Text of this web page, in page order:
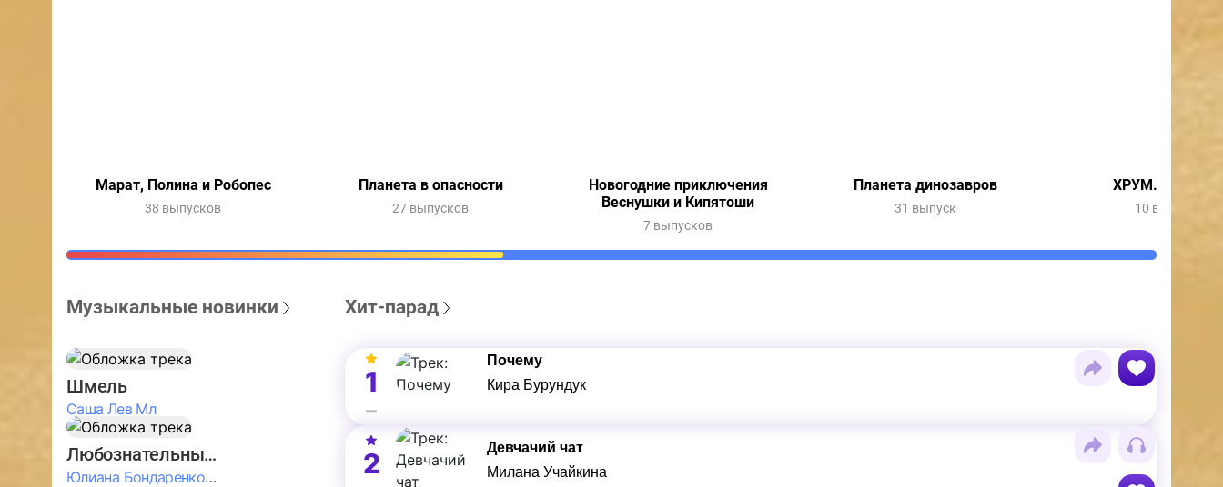
Марат, Полина и Робопес
38 выпусков
Планета в опасности
27 выпусков
Новогодние приключения
Веснушки и Кипятоши
7 выпусков
Планета динозавров
31 выпуск
ХРУМ. Новый
10 выпусков
Музыкальные новинки
Шмель
Саша Лев Мл
Любознательные Дети
Юлиана Бондаренко & Амелия Колпакова & Егор Егоров & Валерия Шевченко & Ксюша Косичкина
Хит-парад
1
Почему
Кира Бурундук
2
Девчачий чат
Милана Учайкина